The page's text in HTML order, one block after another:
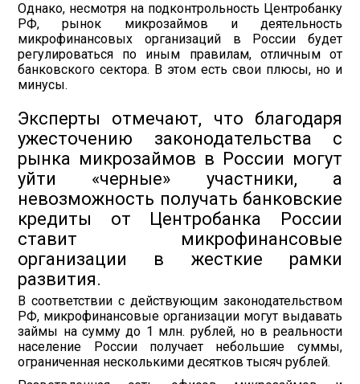
Однако, несмотря на подконтрольность Центробанку
РФ, рынок микрозаймов и деятельность
микрофинансовых организаций в России будет
регулироваться по иным правилам, отличным от
банковского сектора. В этом есть свои плюсы, но и
минусы.
Эксперты отмечают, что благодаря
ужесточению законодательства с
рынка микрозаймов в России могут
уйти «черные» участники, а
невозможность получать банковские
кредиты от Центробанка России
ставит микрофинансовые
организации в жесткие рамки
развития.
В соответствии с действующим законодательством
РФ, микрофинансовые организации могут выдавать
займы на сумму до 1 млн. рублей, но в реальности
население России получает небольшие суммы,
ограниченная несколькими десятков тысяч рублей.